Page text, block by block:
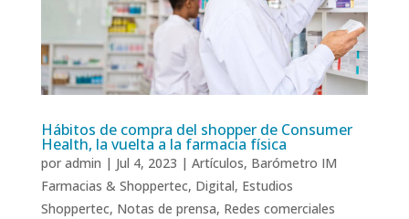
Hábitos de compra del shopper de Consumer
Health, la vuelta a la farmacia física
por admin | Jul 4, 2023 | Artículos, Barómetro IM
Farmacias & Shoppertec, Digital, Estudios
Shoppertec, Notas de prensa, Redes comerciales